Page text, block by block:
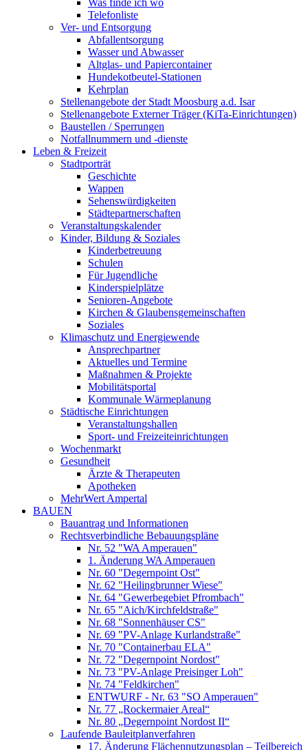
Was finde ich wo
Telefonliste
Ver- und Entsorgung
Abfallentsorgung
Wasser und Abwasser
Altglas- und Papiercontainer
Hundekotbeutel-Stationen
Kehrplan
Stellenangebote der Stadt Moosburg a.d. Isar
Stellenangebote Externer Träger (KiTa-Einrichtungen)
Baustellen / Sperrungen
Notfallnummern und -dienste
Leben & Freizeit
Stadtporträt
Geschichte
Wappen
Sehenswürdigkeiten
Städtepartnerschaften
Veranstaltungskalender
Kinder, Bildung & Soziales
Kinderbetreuung
Schulen
Für Jugendliche
Kinderspielplätze
Senioren-Angebote
Kirchen & Glaubensgemeinschaften
Soziales
Klimaschutz und Energiewende
Ansprechpartner
Aktuelles und Termine
Maßnahmen & Projekte
Mobilitätsportal
Kommunale Wärmeplanung
Städtische Einrichtungen
Veranstaltungshallen
Sport- und Freizeiteinrichtungen
Wochenmarkt
Gesundheit
Ärzte & Therapeuten
Apotheken
MehrWert Ampertal
BAUEN
Bauantrag und Informationen
Rechtsverbindliche Bebauungspläne
Nr. 52 "WA Amperauen"
1. Änderung WA Amperauen
Nr. 60 "Degernpoint Ost"
Nr. 62 "Heilingbrunner Wiese"
Nr. 64 "Gewerbegebiet Pfrombach"
Nr. 65 "Aich/Kirchfeldstraße"
Nr. 68 "Sonnenhäuser CS"
Nr. 69 "PV-Anlage Kurlandstraße"
Nr. 70 "Containerbau ELA"
Nr. 72 "Degernpoint Nordost"
Nr. 73 "PV-Anlage Preisinger Loh"
Nr. 74 "Feldkirchen"
ENTWURF - Nr. 63 "SO Amperauen"
Nr. 77 „Rockermaier Areal“
Nr. 80 „Degernpoint Nordost II“
Laufende Bauleitplanverfahren
17. Änderung Flächennutzungsplan – Teilbereich